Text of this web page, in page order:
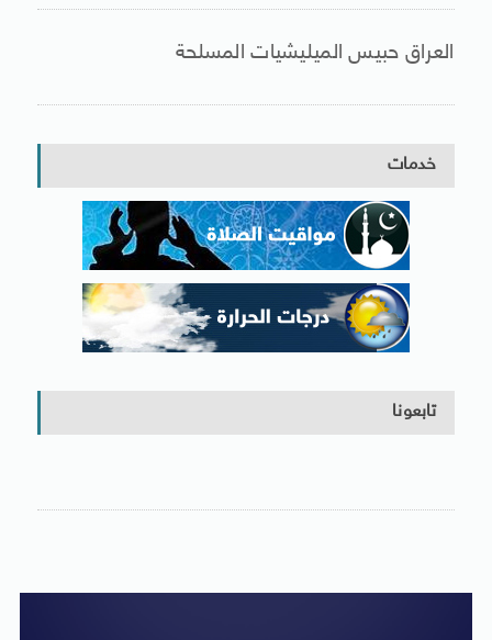
العراق حبيس الميليشيات المسلحة
خدمات
تابعونا